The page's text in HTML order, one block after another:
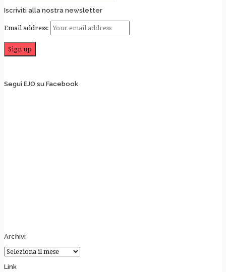
Iscriviti alla nostra newsletter
Email address:
Segui EJO su Facebook
Archivi
Archivi
Link